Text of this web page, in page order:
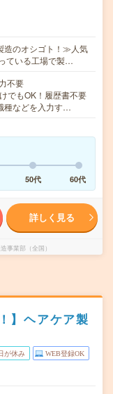
造のオシゴト！≫人気
ている工場で製…
不要
でもOK！履歴書不要
種などを入力す…
50代 60代
詳しく見る
事業部（全国）
】ヘアケア製
が休み WEB登録OK